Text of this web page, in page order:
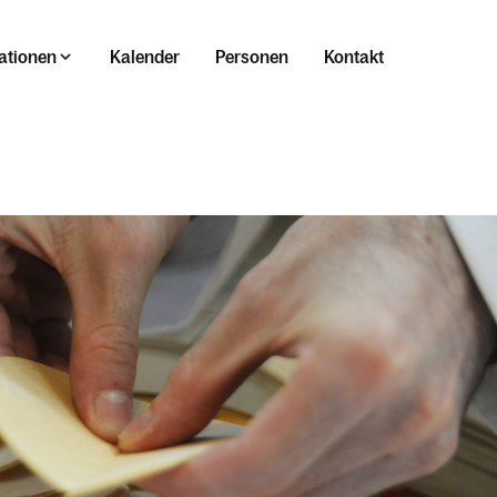
Kalender Personen Kontakt